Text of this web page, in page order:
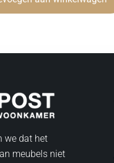
we dat het
meubels niet